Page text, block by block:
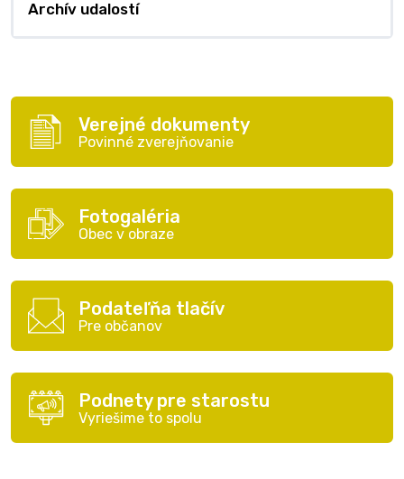
Archív udalostí
Verejné dokumenty
Povinné zverejňovanie
Fotogaléria
Obec v obraze
Podateľňa tlačív
Pre občanov
Podnety pre starostu
Vyriešime to spolu